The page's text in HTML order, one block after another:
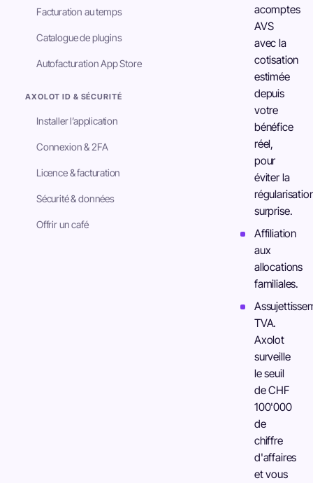
Facturation au temps
Catalogue de plugins
Autofacturation App Store
AXOLOT ID & SÉCURITÉ
Installer l’application
Connexion & 2FA
Licence & facturation
Sécurité & données
Offrir un café
acomptes
AVS
avec la
cotisation
estimée
depuis
votre
bénéfice
réel,
pour
éviter la
surprise.
Affiliation
aux
allocations
familiales.
TVA.
Axolot
surveille
le seuil
de CHF
100'000
de
chiffre
d'affaires
et vous